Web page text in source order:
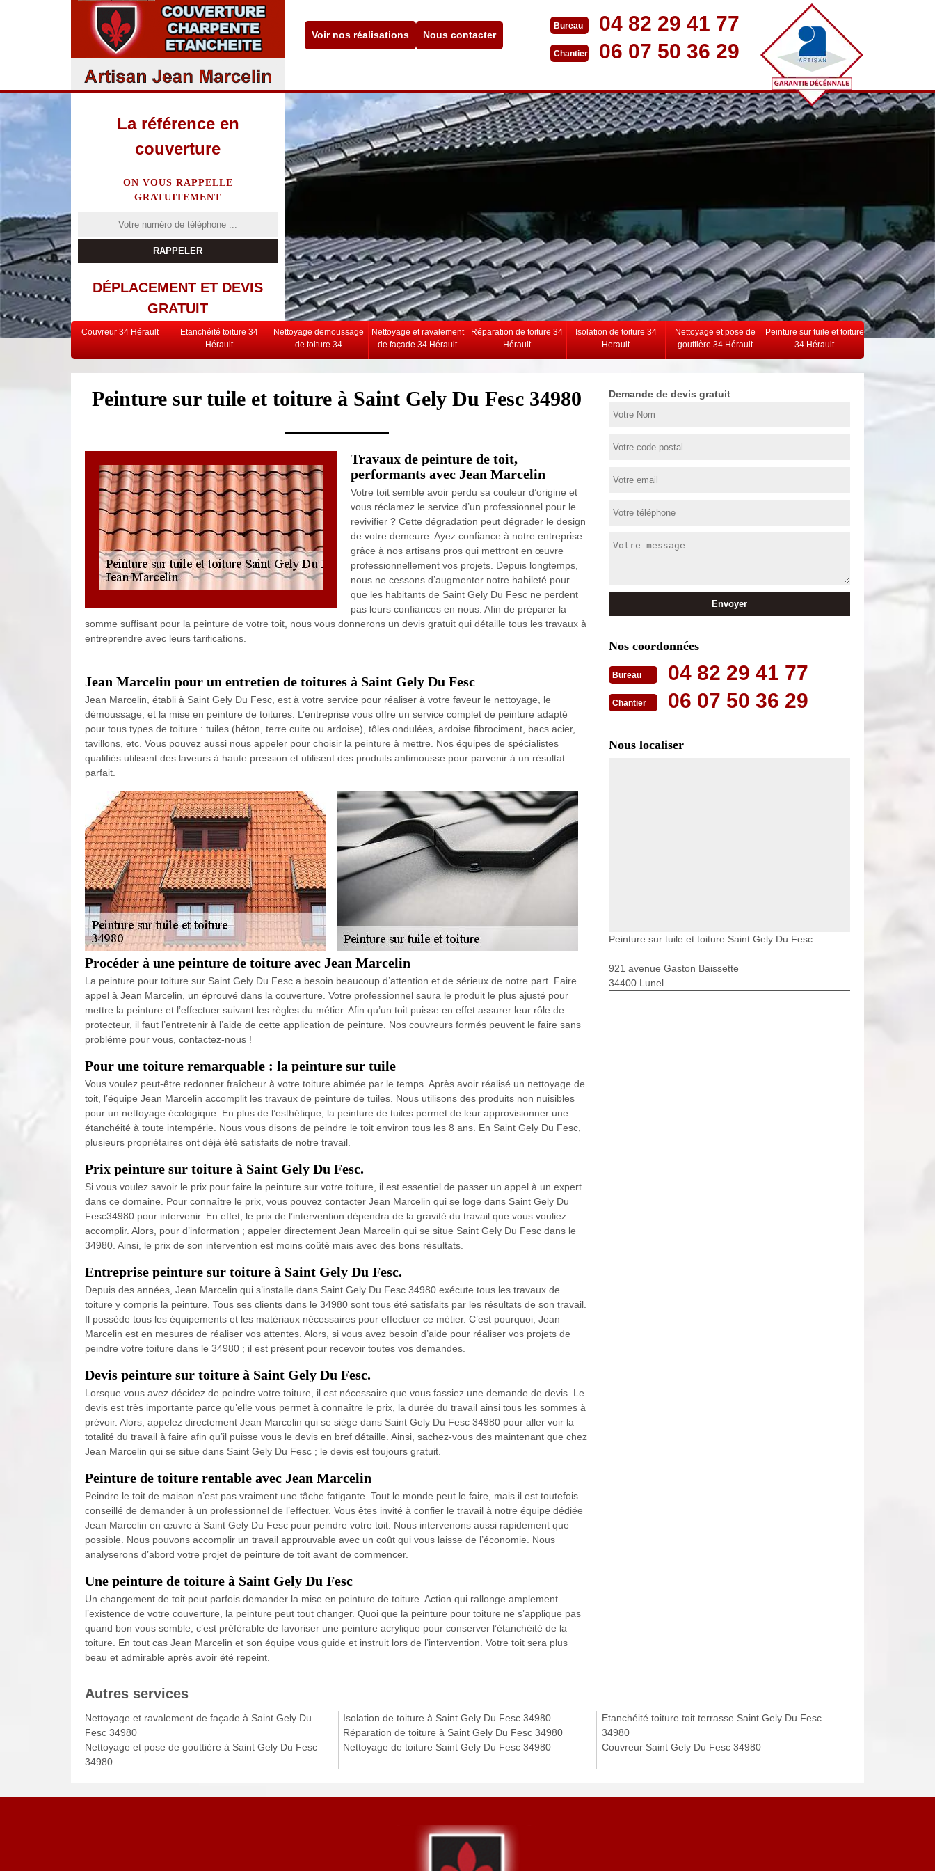
Voir nos réalisations Nous contacter
Bureau 04 82 29 41 77
Chantier 06 07 50 36 29
La référence en
couverture
ON VOUS RAPPELLE
GRATUITEMENT
DÉPLACEMENT ET DEVIS
GRATUIT
Couvreur 34 Hérault
Etanchéité toiture 34
Hérault
Nettoyage demoussage
de toiture 34
Nettoyage et ravalement
de façade 34 Hérault
Réparation de toiture 34
Hérault
Isolation de toiture 34
Herault
Nettoyage et pose de
gouttière 34 Hérault
Peinture sur tuile et toiture
34 Hérault
Peinture sur tuile et toiture à Saint Gely Du Fesc 34980
Travaux de peinture de toit,
performants avec Jean Marcelin
Votre toit semble avoir perdu sa couleur d’origine et
vous réclamez le service d’un professionnel pour le
revivifier ? Cette dégradation peut dégrader le design
de votre demeure. Ayez confiance à notre entreprise
grâce à nos artisans pros qui mettront en œuvre
professionnellement vos projets. Depuis longtemps,
nous ne cessons d’augmenter notre habileté pour
que les habitants de Saint Gely Du Fesc ne perdent
pas leurs confiances en nous. Afin de préparer la
somme suffisant pour la peinture de votre toit, nous vous donnerons un devis gratuit qui détaille tous les travaux à
entreprendre avec leurs tarifications.
Jean Marcelin pour un entretien de toitures à Saint Gely Du Fesc
Jean Marcelin, établi à Saint Gely Du Fesc, est à votre service pour réaliser à votre faveur le nettoyage, le
démoussage, et la mise en peinture de toitures. L’entreprise vous offre un service complet de peinture adapté
pour tous types de toiture : tuiles (béton, terre cuite ou ardoise), tôles ondulées, ardoise fibrociment, bacs acier,
tavillons, etc. Vous pouvez aussi nous appeler pour choisir la peinture à mettre. Nos équipes de spécialistes
qualifiés utilisent des laveurs à haute pression et utilisent des produits antimousse pour parvenir à un résultat
parfait.
Procéder à une peinture de toiture avec Jean Marcelin
La peinture pour toiture sur Saint Gely Du Fesc a besoin beaucoup d’attention et de sérieux de notre part. Faire
appel à Jean Marcelin, un éprouvé dans la couverture. Votre professionnel saura le produit le plus ajusté pour
mettre la peinture et l’effectuer suivant les règles du métier. Afin qu’un toit puisse en effet assurer leur rôle de
protecteur, il faut l’entretenir à l’aide de cette application de peinture. Nos couvreurs formés peuvent le faire sans
problème pour vous, contactez-nous !
Pour une toiture remarquable : la peinture sur tuile
Vous voulez peut-être redonner fraîcheur à votre toiture abimée par le temps. Après avoir réalisé un nettoyage de
toit, l’équipe Jean Marcelin accomplit les travaux de peinture de tuiles. Nous utilisons des produits non nuisibles
pour un nettoyage écologique. En plus de l’esthétique, la peinture de tuiles permet de leur approvisionner une
étanchéité à toute intempérie. Nous vous disons de peindre le toit environ tous les 8 ans. En Saint Gely Du Fesc,
plusieurs propriétaires ont déjà été satisfaits de notre travail.
Prix peinture sur toiture à Saint Gely Du Fesc.
Si vous voulez savoir le prix pour faire la peinture sur votre toiture, il est essentiel de passer un appel à un expert
dans ce domaine. Pour connaître le prix, vous pouvez contacter Jean Marcelin qui se loge dans Saint Gely Du
Fesc34980 pour intervenir. En effet, le prix de l’intervention dépendra de la gravité du travail que vous vouliez
accomplir. Alors, pour d’information ; appeler directement Jean Marcelin qui se situe Saint Gely Du Fesc dans le
34980. Ainsi, le prix de son intervention est moins coûté mais avec des bons résultats.
Entreprise peinture sur toiture à Saint Gely Du Fesc.
Depuis des années, Jean Marcelin qui s’installe dans Saint Gely Du Fesc 34980 exécute tous les travaux de
toiture y compris la peinture. Tous ses clients dans le 34980 sont tous été satisfaits par les résultats de son travail.
Il possède tous les équipements et les matériaux nécessaires pour effectuer ce métier. C’est pourquoi, Jean
Marcelin est en mesures de réaliser vos attentes. Alors, si vous avez besoin d’aide pour réaliser vos projets de
peindre votre toiture dans le 34980 ; il est présent pour recevoir toutes vos demandes.
Devis peinture sur toiture à Saint Gely Du Fesc.
Lorsque vous avez décidez de peindre votre toiture, il est nécessaire que vous fassiez une demande de devis. Le
devis est très importante parce qu’elle vous permet à connaître le prix, la durée du travail ainsi tous les sommes à
prévoir. Alors, appelez directement Jean Marcelin qui se siège dans Saint Gely Du Fesc 34980 pour aller voir la
totalité du travail à faire afin qu’il puisse vous le devis en bref détaille. Ainsi, sachez-vous des maintenant que chez
Jean Marcelin qui se situe dans Saint Gely Du Fesc ; le devis est toujours gratuit.
Peinture de toiture rentable avec Jean Marcelin
Peindre le toit de maison n’est pas vraiment une tâche fatigante. Tout le monde peut le faire, mais il est toutefois
conseillé de demander à un professionnel de l’effectuer. Vous êtes invité à confier le travail à notre équipe dédiée
Jean Marcelin en œuvre à Saint Gely Du Fesc pour peindre votre toit. Nous intervenons aussi rapidement que
possible. Nous pouvons accomplir un travail approuvable avec un coût qui vous laisse de l’économie. Nous
analyserons d’abord votre projet de peinture de toit avant de commencer.
Une peinture de toiture à Saint Gely Du Fesc
Un changement de toit peut parfois demander la mise en peinture de toiture. Action qui rallonge amplement
l’existence de votre couverture, la peinture peut tout changer. Quoi que la peinture pour toiture ne s’applique pas
quand bon vous semble, c’est préférable de favoriser une peinture acrylique pour conserver l’étanchéité de la
toiture. En tout cas Jean Marcelin et son équipe vous guide et instruit lors de l’intervention. Votre toit sera plus
beau et admirable après avoir été repeint.
Demande de devis gratuit
Nos coordonnées
Bureau 04 82 29 41 77
Chantier 06 07 50 36 29
Nous localiser
Peinture sur tuile et toiture Saint Gely Du Fesc
921 avenue Gaston Baissette
34400 Lunel
Autres services
Nettoyage et ravalement de façade à Saint Gely Du
Fesc 34980
Nettoyage et pose de gouttière à Saint Gely Du Fesc
34980
Isolation de toiture à Saint Gely Du Fesc 34980
Réparation de toiture à Saint Gely Du Fesc 34980
Nettoyage de toiture Saint Gely Du Fesc 34980
Etanchéité toiture toit terrasse Saint Gely Du Fesc
34980
Couvreur Saint Gely Du Fesc 34980